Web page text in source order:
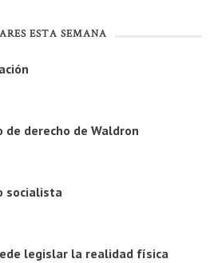
ESTA SEMANA
de derecho de Waldron
socialista
legislar la realidad física